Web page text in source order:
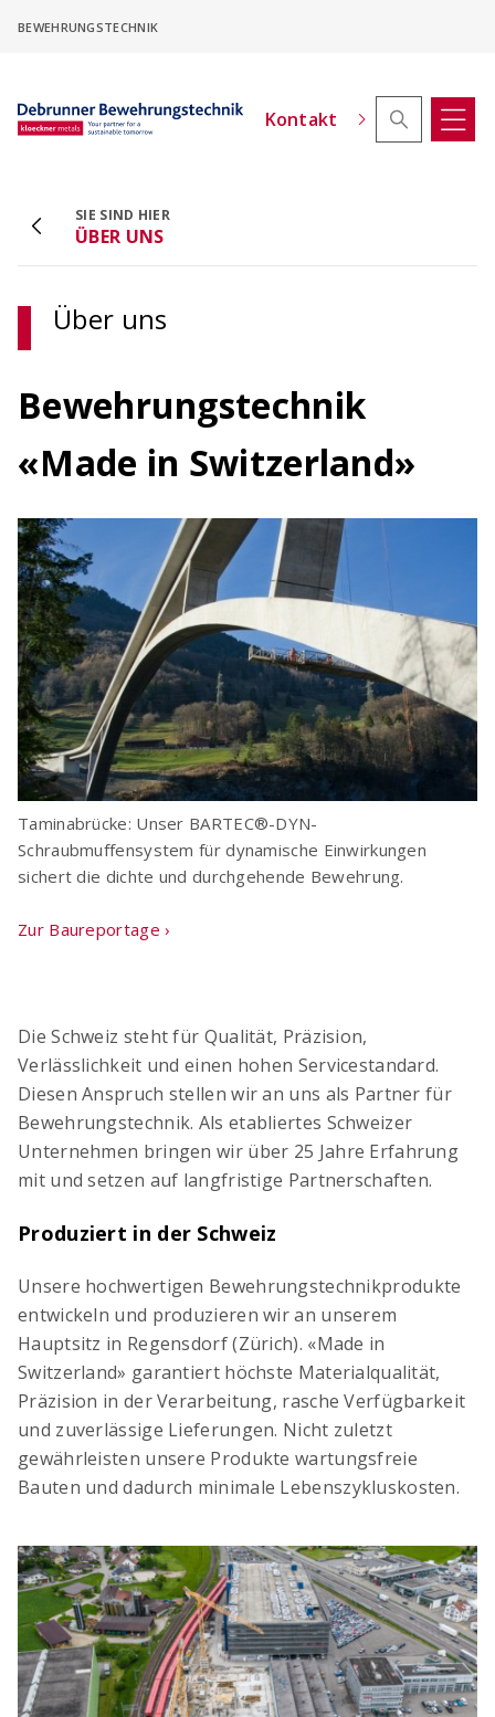
content
BEWEHRUNGSTECHNIK
Kontakt
ACINOXplus® Höhenversatz - Konfigurator
Kragplattenanschlüsse mit Höhenversatz
OCIMA – Lebensdauerbemessung
Ziellebensdauer von Stahlbetonbauwerken in
der Planungsphase überprüfen
Bewehrungstechnik-Listen einfach und schnell
Stoss- & Verankerungslängen und
digital berechnet nach neuer SIA 262 (2025)
SIE SIND HIER
ÜBER UNS
Über uns
Bewehrungstechnik
«Made in Switzerland»
Taminabrücke: Unser BARTEC®-DYN-
Schraubmuffensystem für dynamische Einwirkungen
sichert die dichte und durchgehende Bewehrung.
Zur Baureportage ›
Die Schweiz steht für Qualität, Präzision,
Verlässlichkeit und einen hohen Servicestandard.
Diesen Anspruch stellen wir an uns als Partner für
Bewehrungstechnik. Als etabliertes Schweizer
Unternehmen bringen wir über 25 Jahre Erfahrung
mit und setzen auf langfristige Partnerschaften.
Produziert in der Schweiz
Unsere hochwertigen Bewehrungstechnikprodukte
entwickeln und produzieren wir an unserem
Hauptsitz in Regensdorf (Zürich). «Made in
Switzerland» garantiert höchste Materialqualität,
Präzision in der Verarbeitung, rasche Verfügbarkeit
und zuverlässige Lieferungen. Nicht zuletzt
gewährleisten unsere Produkte wartungsfreie
Bauten und dadurch minimale Lebenszykluskosten.